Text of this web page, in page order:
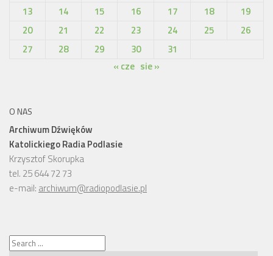
13
14 15 16 17 18
19
20
21 22 23 24 25
26
27
28 29 30
31
« cze sie »
O NAS
Archiwum Dźwięków
Katolickiego Radia Podlasie
Krzysztof Skorupka
tel. 25 644 72 73
e-mail: archiwum@radiopodlasie.pl